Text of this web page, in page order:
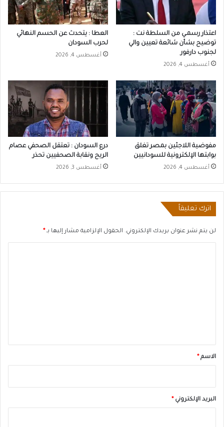
اعتذار رسمـي من السلطة نت :
توضيح بشأن شائعة تعيين والي
لجنوب دارفور
أغسطس 4, 2026
العطا : يتحدث عن الحسم النهائي
لحرب السودان
أغسطس 4, 2026
مفوضية اللاجئين بمصر تغلق
بوابتها الإلكترونية للسودانيين
أغسطس 4, 2026
درع السودان : تعتقل الصحفي عصام
الريح ونقابة الصحفيين تحذر
أغسطس 3, 2026
اترك تعليقاً
لن يتم نشر عنوان بريدك الإلكتروني. الحقول الإلزامية مشار إليها بـ *
*الاسم *
البريد الإلكتروني *